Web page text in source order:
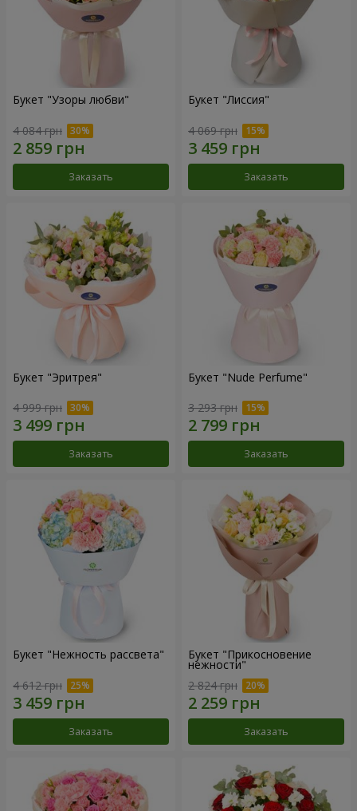
Букет "Узоры любви"
4 084 грн
Заказать
Букет "Лиссия"
4 069 грн
Заказать
Букет "Эритрея"
4 999 грн
Заказать
Букет "Nude Perfume"
3 293 грн
Заказать
Букет "Нежность рассвета"
4 612 грн
Заказать
Букет "Прикосновение
нежности"
2 824 грн
Заказать